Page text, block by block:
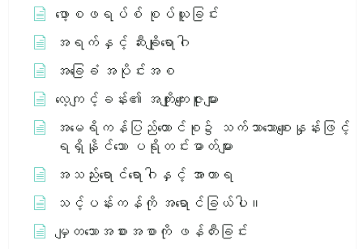
ဖော့စဖရပ်စ် စုပ်ယူခြင်း
အရက်နှင့် ဆီးချိုရောဂါ
အခြေခံ အပိုင်းအစ
လေ့ကျင့်ခန်း၏ အကျိုးကျေးဇူးများ
အမေရိကန်ပြည်ထောင်စု၌ သက်သာသောစျေးနှုန်းဖြင့်
ရရှိနိုင်သော ပရိုတင်းဓာတ်များ
အသည်းရောင်ရောဂါနှင့် အာဟာရ
သင့်ပန်းကန်ကို အရောင်ခြယ်ပါ။
မျှတသောအစားအစာကို ဖန်တီးခြင်း